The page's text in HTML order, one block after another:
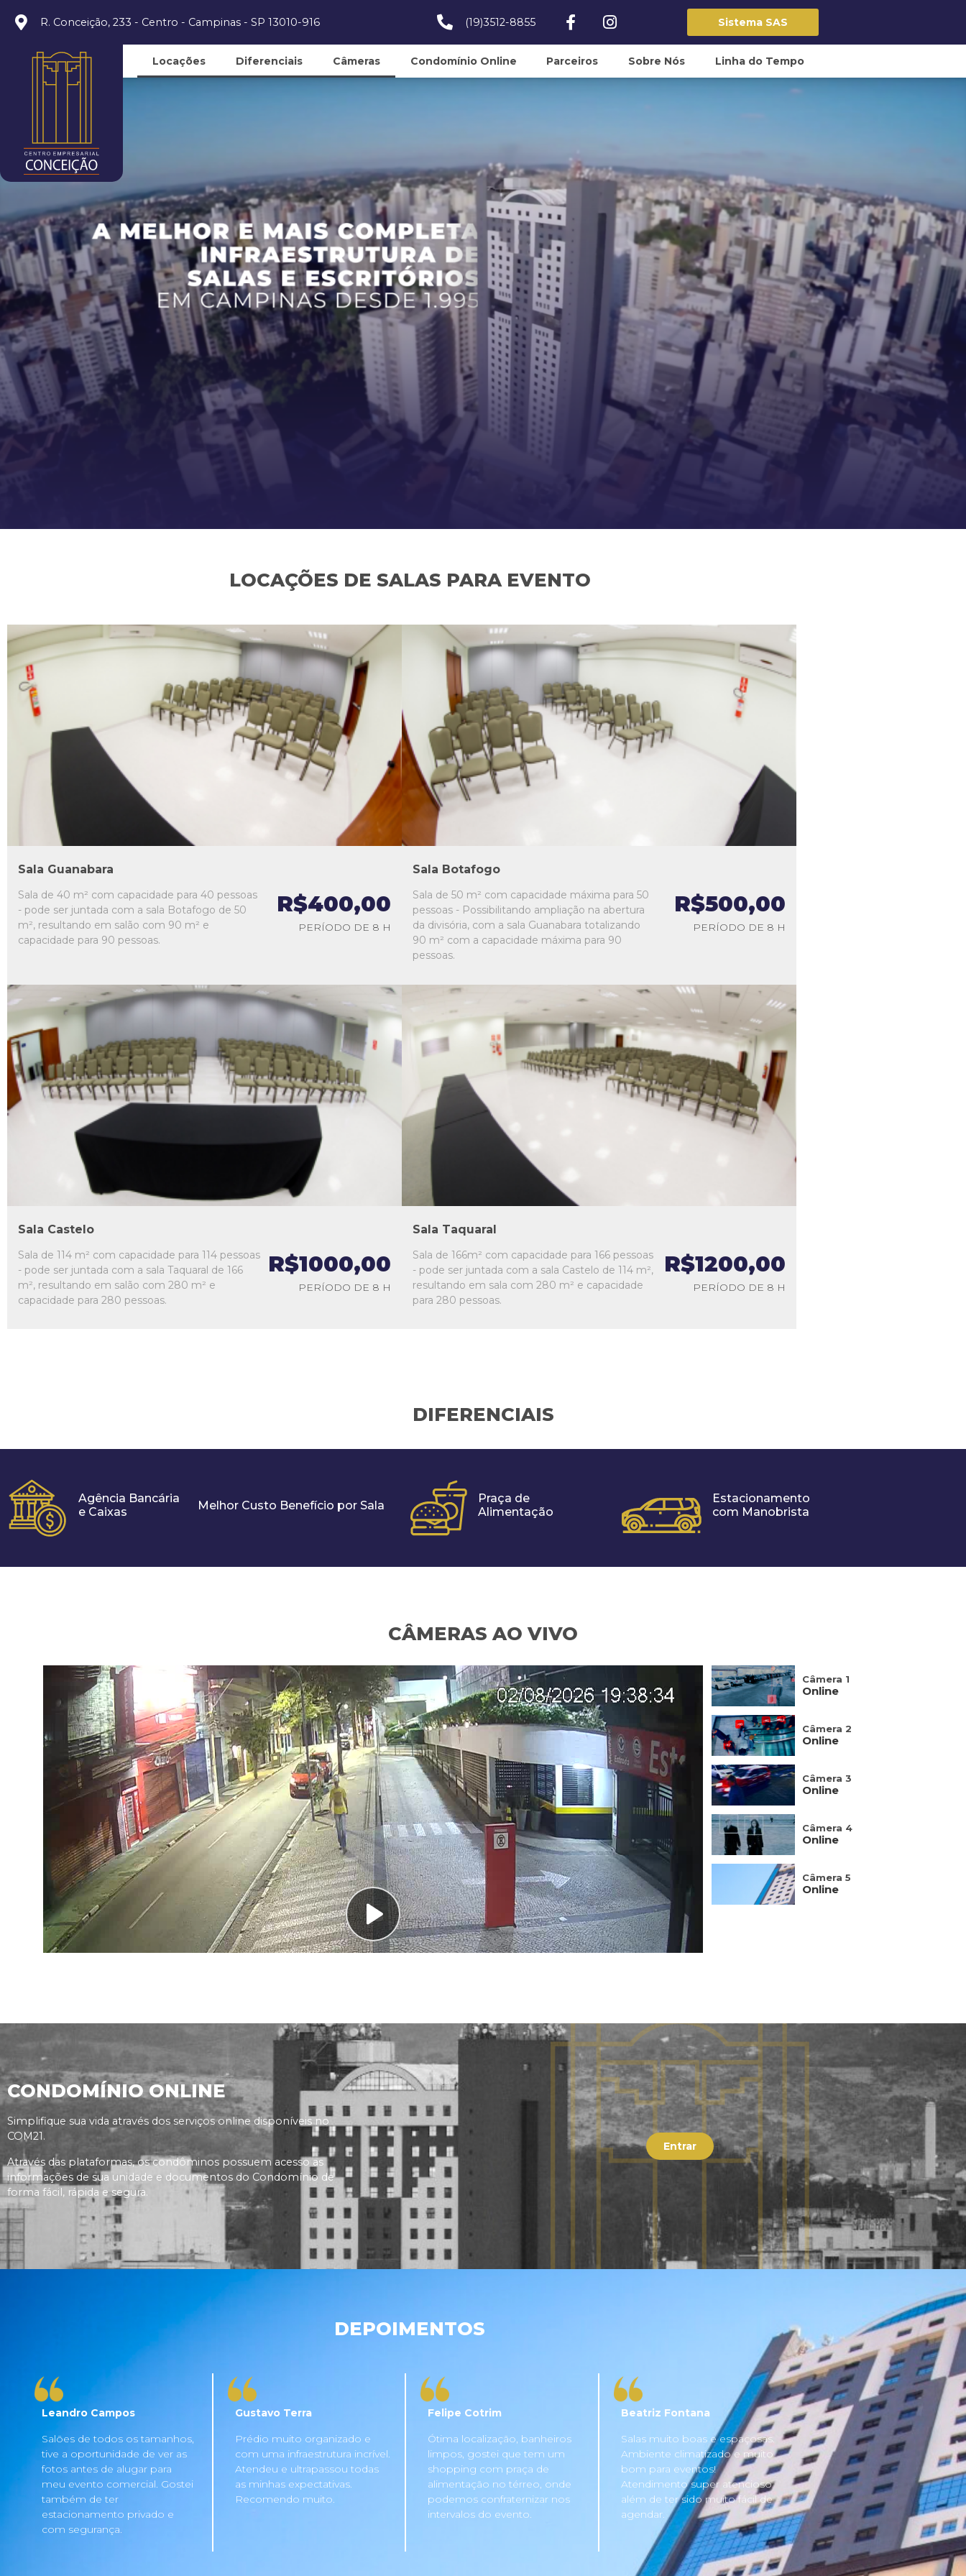
R. Conceição, 233 - Centro - Campinas - SP 13010-916 (19)3512-8855 Sistema SAS
Locações Diferenciais Câmeras Condomínio Online Parceiros Sobre Nós Linha do Tempo
LOCAÇÕES DE SALAS PARA EVENTO
L1
L2
L3
Sala Guanabara
Sala de 40 m² com capacidade para 40 pessoas
- pode ser juntada com a sala Botafogo de 50
m², resultando em salão com 90 m² e
capacidade para 90 pessoas.
R$400,00
PERÍODO DE 8 H
L3
L4
L5
Sala Botafogo
Sala de 50 m² com capacidade máxima para 50
pessoas - Possibilitando ampliação na abertura
da divisória, com a sala Guanabara totalizando
90 m² com a capacidade máxima para 90
pessoas.
R$500,00
PERÍODO DE 8 H
L1
L2
L3
L4
Sala Castelo
Sala de 114 m² com capacidade para 114 pessoas
- pode ser juntada com a sala Taquaral de 166
m², resultando em salão com 280 m² e
capacidade para 280 pessoas.
R$1000,00
PERÍODO DE 8 H
L1
L3
L4
L5
Sala Taquaral
Sala de 166m² com capacidade para 166 pessoas
- pode ser juntada com a sala Castelo de 114 m²,
resultando em sala com 280 m² e capacidade
para 280 pessoas.
R$1200,00
PERÍODO DE 8 H
DIFERENCIAIS
Agência Bancária
e Caixas
Melhor Custo Benefício por Sala
Praça de
Alimentação
Estacionamento
com Manobrista
CÂMERAS AO VIVO
Câmera 1
Online
Câmera 2
Online
Câmera 3
Online
Câmera 4
Online
Câmera 5
Online
CONDOMÍNIO ONLINE
Simplifique sua vida através dos serviços online disponíveis no
COM21.
Através das plataformas, os condôminos possuem acesso as
informações de sua unidade e documentos do Condomínio de
forma fácil, rápida e segura.
Entrar
DEPOIMENTOS
Salões de todos os tamanhos,
tive a oportunidade de ver as
fotos antes de alugar para
meu evento comercial. Gostei
também de ter
estacionamento privado e
com segurança.
Leandro Campos
Prédio muito organizado e
com uma infraestrutura incrível.
Atendeu e ultrapassou todas
as minhas expectativas.
Recomendo muito.
Gustavo Terra
Ótima localização, banheiros
limpos, gostei que tem um
shopping com praça de
alimentação no térreo, onde
podemos confraternizar nos
intervalos do evento.
Felipe Cotrim
Salas muito boas e espaçosas.
Ambiente climatizado e muito
bom para eventos!
Atendimento super atencioso
além de ter sido muito fácil de
agendar.
Beatriz Fontana